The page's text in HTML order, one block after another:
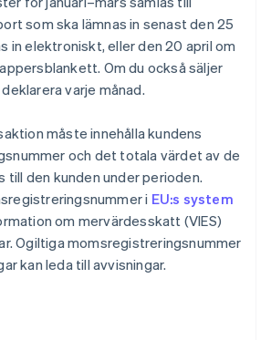
som ska lämnas in senast den 25
in elektroniskt, eller den 20 april om
Om du också säljer
varje månad.
måste innehålla kundens
och det totala värdet av de
till den kunden under perioden.
i EU:s system
om mervärdesskatt (VIES)
Ogiltiga momsregistreringsnummer
kan leda till avvisningar.